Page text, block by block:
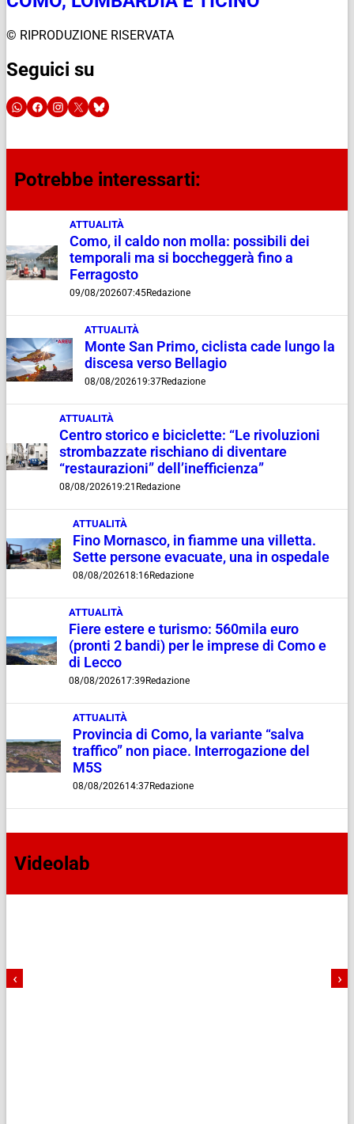
© RIPRODUZIONE RISERVATA
Seguici su
Potrebbe interessarti:
ATTUALITÀ
Como, il caldo non molla: possibili dei
temporali ma si boccheggerà fino a
Ferragosto
09/08/202607:45Redazione
ATTUALITÀ
Monte San Primo, ciclista cade lungo la
discesa verso Bellagio
08/08/202619:37Redazione
ATTUALITÀ
Centro storico e biciclette: “Le rivoluzioni
strombazzate rischiano di diventare
“restaurazioni” dell’inefficienza”
08/08/202619:21 Redazione
ATTUALITÀ
Fino Mornasco, in fiamme una villetta.
Sette persone evacuate, una in ospedale
08/08/202618:16Redazione
ATTUALITÀ
Fiere estere e turismo: 560mila euro
(pronti 2 bandi) per le imprese di Como e
di Lecco
08/08/202617:39 Redazione
ATTUALITÀ
Provincia di Como, la variante “salva
traffico” non piace. Interrogazione del
M5S
08/08/202614:37Redazione
Videolab
‹ ›